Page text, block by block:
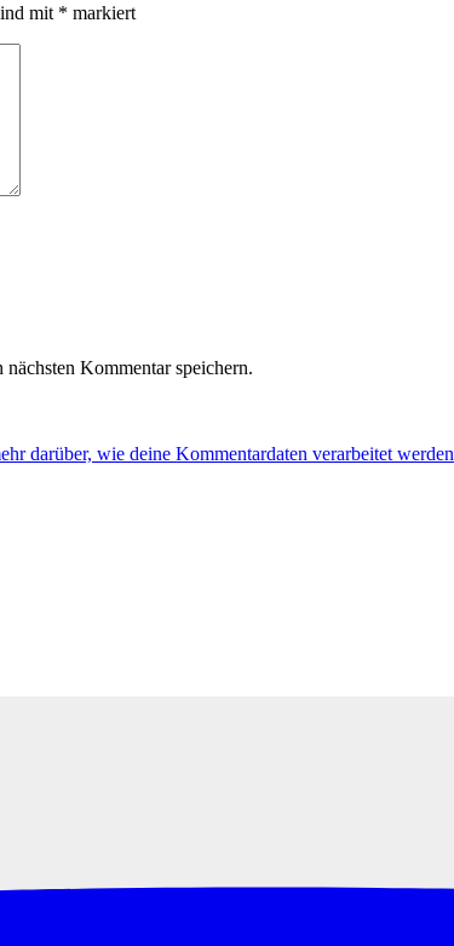
mit * markiert
Kommentar speichern.
darüber, wie deine Kommentardaten verarbeitet werden